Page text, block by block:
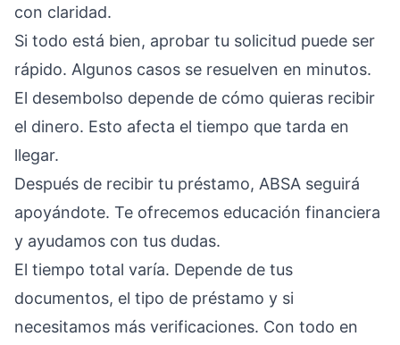
con claridad.
Si todo está bien, aprobar tu solicitud puede ser
rápido. Algunos casos se resuelven en minutos.
El desembolso depende de cómo quieras recibir
el dinero. Esto afecta el tiempo que tarda en
llegar.
Después de recibir tu préstamo, ABSA seguirá
apoyándote. Te ofrecemos educación financiera
y ayudamos con tus dudas.
El tiempo total varía. Depende de tus
documentos, el tipo de préstamo y si
necesitamos más verificaciones. Con todo en